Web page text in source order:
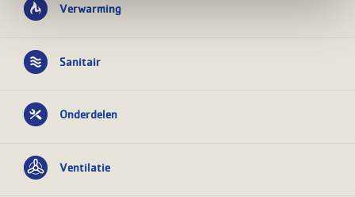
Verwarming
Sanitair
Onderdelen
Ventilatie